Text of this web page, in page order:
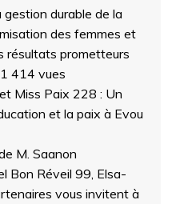
gestion durable de la
des femmes et
résultats prometteurs
414 vues
Miss Paix 228 : Un
et la paix à Evou
M. Saanon
Bon Réveil 99, Elsa-
vous invitent à